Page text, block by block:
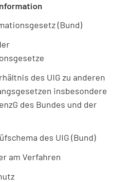
(Bund)
des UIG zu anderen
insbesondere
des Bundes und der
des UIG (Bund)
am Verfahren